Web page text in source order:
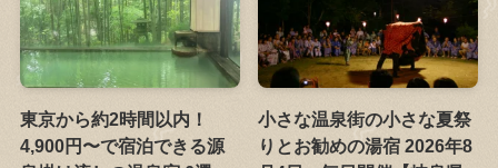
東京から約2時間以内！
4,900円〜で宿泊できる源
小さな温泉街の小さな夏祭
りとお勧めの湯宿 2026年8